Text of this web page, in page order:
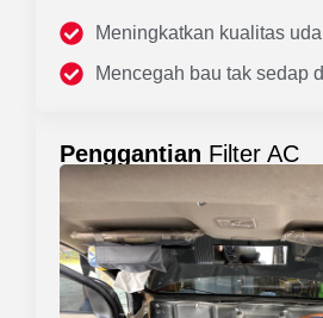
Meningkatkan kualitas
Mencegah bau tak sedap
Penggantian Filter AC